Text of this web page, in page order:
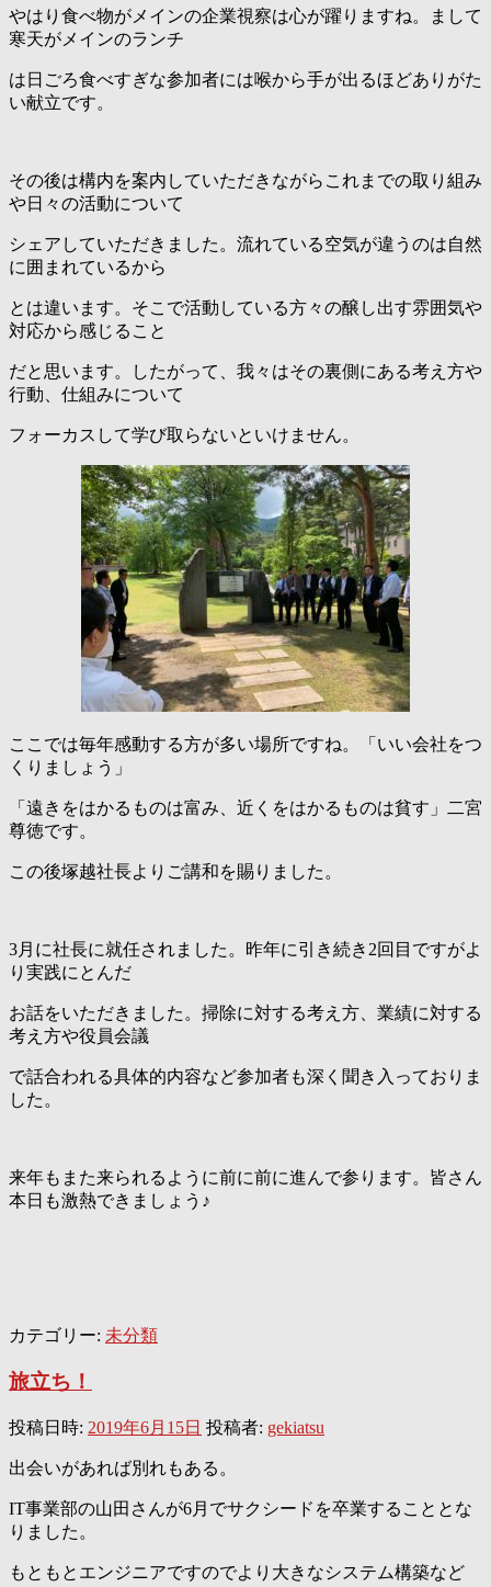
やはり食べ物がメインの企業視察は心が躍りますね。まして
寒天がメインのランチ
は日ごろ食べすぎな参加者には喉から手が出るほどありがた
い献立です。
その後は構内を案内していただきながらこれまでの取り組み
や日々の活動について
シェアしていただきました。流れている空気が違うのは自然
に囲まれているから
とは違います。そこで活動している方々の醸し出す雰囲気や
対応から感じること
だと思います。したがって、我々はその裏側にある考え方や
行動、仕組みについて
フォーカスして学び取らないといけません。
ここでは毎年感動する方が多い場所ですね。「いい会社をつ
くりましょう」
「遠きをはかるものは富み、近くをはかるものは貧す」二宮
尊徳です。
この後塚越社長よりご講和を賜りました。
3月に社長に就任されました。昨年に引き続き2回目ですがよ
り実践にとんだ
お話をいただきました。掃除に対する考え方、業績に対する
考え方や役員会議
で話合われる具体的内容など参加者も深く聞き入っておりま
した。
来年もまた来られるように前に前に進んで参ります。皆さん
本日も激熱できましょう♪
カテゴリー: 未分類
旅立ち！
投稿日時: 2019年6月15日 投稿者: gekiatsu
出会いがあれば別れもある。
IT事業部の山田さんが6月でサクシードを卒業することとな
りました。
もともとエンジニアですのでより大きなシステム構築など